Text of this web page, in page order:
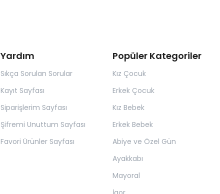
Yardım
Sıkça Sorulan Sorular
Kayıt Sayfası
Siparişlerim Sayfası
Şifremi Unuttum Sayfası
Favori Ürünler Sayfası
Popüler Kategoriler
Kız Çocuk
Erkek Çocuk
Kız Bebek
Erkek Bebek
Abiye ve Özel Gün
Ayakkabı
Mayoral